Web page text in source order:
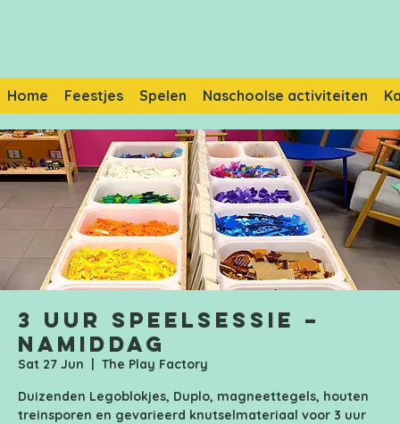
Home Feestjes Spelen Naschoolse activiteiten
3 uur speelsessie –
Namiddag
Sat 27 Jun
  |
The Play Factory
Duizenden Legoblokjes, Duplo, magneettegels, houten
treinsporen en gevarieerd knutselmateriaal voor 3 uur